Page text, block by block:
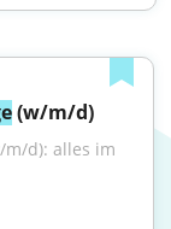
(w/m/d)
m/d): alles im